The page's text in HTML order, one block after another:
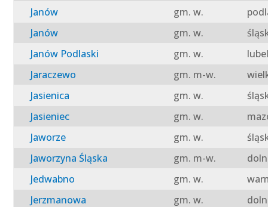
Janów gm. w.
Janów
gm. w.
Janów Podlaski
gm. w.
Jaraczewo
gm. m-w.
Jasienica
gm. w.
Jasieniec
gm. w.
Jaworze
gm. w.
Jaworzyna Śląska
gm. m-w.
Jedwabno
gm. w.
Jerzmanowa
gm. w.